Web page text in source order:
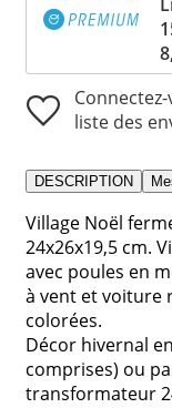
liste des
DESCRIPTION
Village Noël
24x26x19,5 cm.
avec poules en
à vent et voiture
colorées.
Décor hivernal
comprises) ou
transformateur